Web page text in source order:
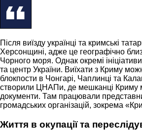
Після виїзду українці та кримські
Херсонщині, адже це географічно
Чорного моря. Однак окремі
та центр України. Виїхати з Криму
блокпости в Чонгарі, Чаплинці та
створили ЦНАПи, де мешканці Криму
документи. Там працювали
громадських організацій, зокрема
Життя в окупації та